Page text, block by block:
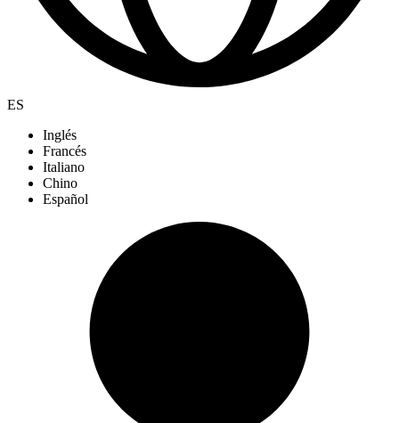
ES
Inglés
Francés
Italiano
Chino
Español